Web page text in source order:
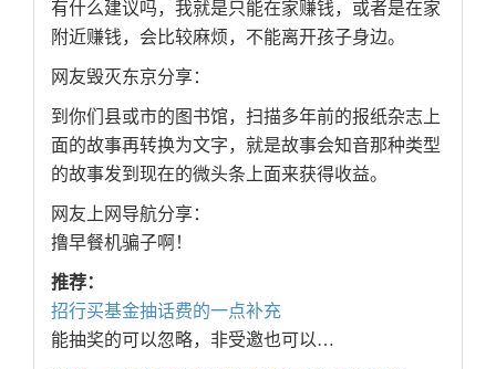
有什么建议吗，我就是只能在家赚钱，或者是在家
附近赚钱，会比较麻烦，不能离开孩子身边。
网友毁灭东京分享：
到你们县或市的图书馆，扫描多年前的报纸杂志上
面的故事再转换为文字，就是故事会知音那种类型
的故事发到现在的微头条上面来获得收益。
网友上网导航分享：
撸早餐机骗子啊！
推荐：
招行买基金抽话费的一点补充
能抽奖的可以忽略，非受邀也可以…